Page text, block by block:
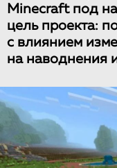
Minecraft под
цель проекта:
с влиянием
на наводнения